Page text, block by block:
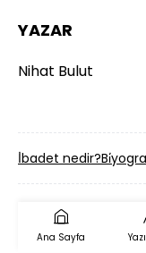
YAZAR
Nihat Bulut
İ̇badet nedir?
Ana Sayfa